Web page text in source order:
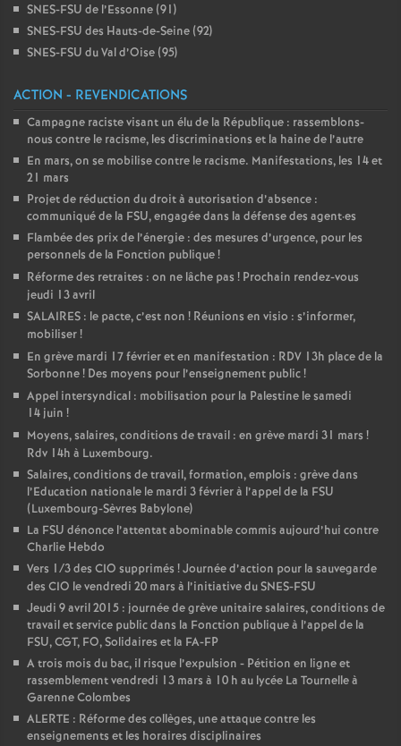
o
n
d
d
e
g
r
é
O
r
l
é
a
n
SNES-FSU de l’Essonne (91)
SNES-FSU des Hauts-de-Seine (92)
SNES-FSU du Val d’Oise (95)
ACTION - REVENDICATIONS
Campagne raciste visant un élu de la République : rassemblons-
nous contre le racisme, les discriminations et la haine de l’autre
En mars, on se mobilise contre le racisme. Manifestations, les 14 et
21 mars
Projet de réduction du droit à autorisation d’absence :
communiqué de la FSU, engagée dans la défense des agent·es
Flambée des prix de l’énergie : des mesures d’urgence, pour les
personnels de la Fonction publique!
Réforme des retraites : on ne lâche pas ! Prochain rendez-vous
jeudi 13 avril
SALAIRES : le pacte, c’est non ! Réunions en visio : s’informer,
mobiliser!
En grève mardi 17 février et en manifestation : RDV 13h place de la
Sorbonne! Des moyens pour l’enseignement public!
Appel intersyndical : mobilisation pour la Palestine le samedi
14 juin !
Moyens, salaires, conditions de travail : en grève mardi 31 mars !
Rdv 14h à Luxembourg.
Salaires, conditions de travail, formation, emplois : grève dans
l’Education nationale le mardi 3 février à l’appel de la FSU
(Luxembourg-Sèvres Babylone)
La FSU dénonce l’attentat abominable commis aujourd’hui contre
Charlie Hebdo
Vers 1/3 des CIO supprimés ! Journée d’action pour la sauvegarde
des CIO le vendredi 20 mars à l’initiative du SNES-FSU
Jeudi 9 avril 2015 : journée de grève unitaire salaires, conditions de
travail et service public dans la Fonction publique à l’appel de la
FSU, CGT, FO, Solidaires et la FA-FP
A trois mois du bac, il risque l’expulsion - Pétition en ligne et
rassemblement vendredi 13 mars à 10 h au lycée La Tournelle à
Garenne Colombes
ALERTE : Réforme des collèges, une attaque contre les
enseignements et les horaires disciplinaires